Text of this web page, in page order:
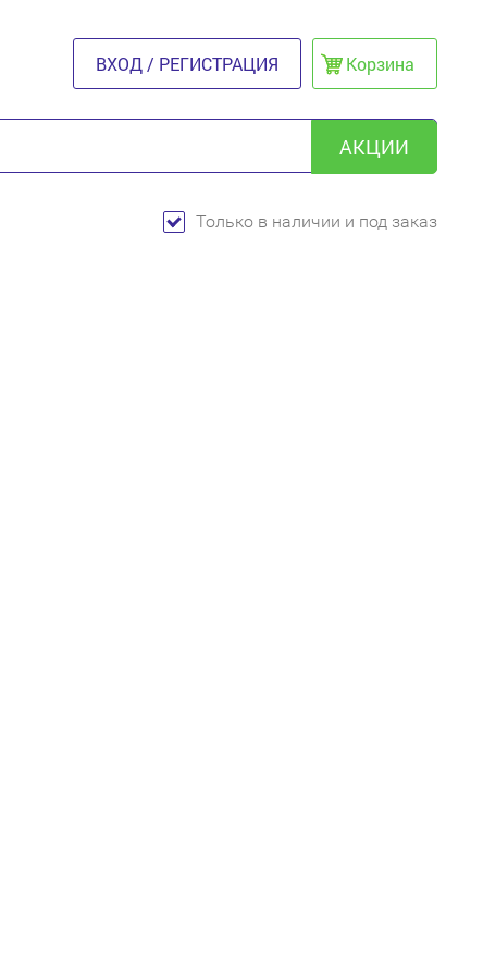
ВХОД / РЕГИСТРАЦИЯ Корзина
АКЦИИ
Только в наличии и под заказ